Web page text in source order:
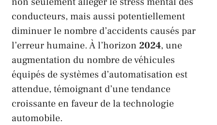
conducteurs, mais aussi potentiellement
diminuer le nombre d’accidents causés par
l’erreur humaine. À l’horizon 2024, une
augmentation du nombre de véhicules
équipés de systèmes d’automatisation est
attendue, témoignant d’une tendance
croissante en faveur de la technologie
automobile.